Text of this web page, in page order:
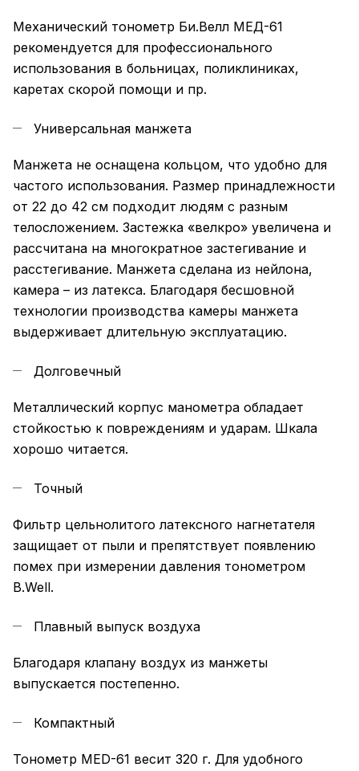
Механический тонометр Би.Велл МЕД-61
рекомендуется для профессионального
использования в больницах, поликлиниках,
каретах скорой помощи и пр.
Универсальная манжета
Манжета не оснащена кольцом, что удобно для
частого использования. Размер принадлежности
от 22 до 42 см подходит людям с разным
телосложением. Застежка «велкро» увеличена и
рассчитана на многократное застегивание и
расстегивание. Манжета сделана из нейлона,
камера – из латекса. Благодаря бесшовной
технологии производства камеры манжета
выдерживает длительную эксплуатацию.
Долговечный
Металлический корпус манометра обладает
стойкостью к повреждениям и ударам. Шкала
хорошо читается.
Точный
Фильтр цельнолитого латексного нагнетателя
защищает от пыли и препятствует появлению
помех при измерении давления тонометром
B.Well.
Плавный выпуск воздуха
Благодаря клапану воздух из манжеты
выпускается постепенно.
Компактный
Тонометр MED-61 весит 320 г. Для удобного